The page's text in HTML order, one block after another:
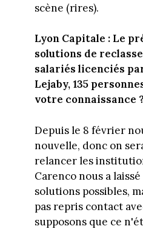
scène (rires).
Lyon Capitale : Le
solutions de
salariés licenciés
Lejaby, 135
votre connaissance
Depuis le 8 février
nouvelle, donc on
relancer les
Carenco nous a
solutions possibles,
pas repris contact
supposons que ce